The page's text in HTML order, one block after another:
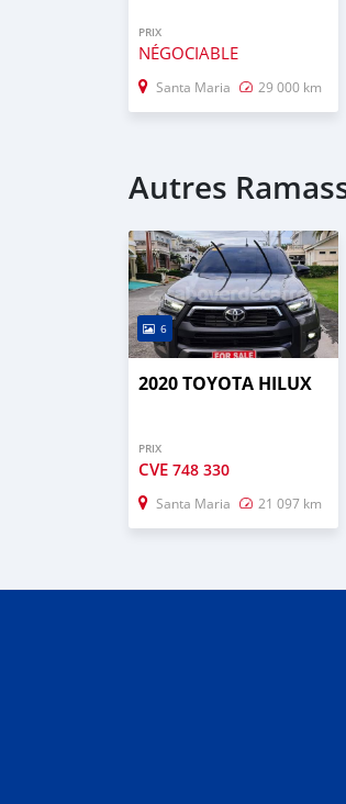
PRIX
NÉGOCIABLE
Santa Maria 29 000 km
Autres
6
2020 TOYOTA HILUX
PRIX
CVE 748 330
Santa Maria 21 097 km